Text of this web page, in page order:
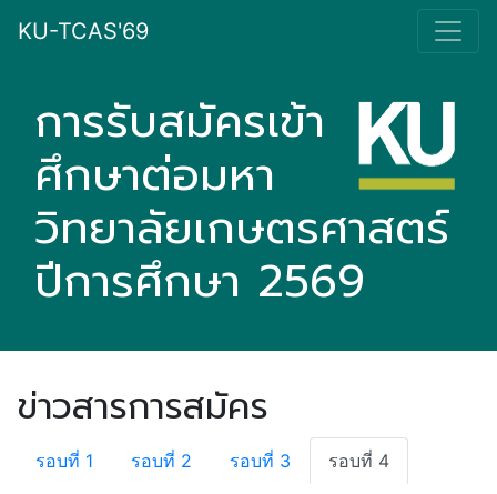
KU-TCAS'69
การรับสมัครเข้า
ศึกษาต่อมหา
วิทยาลัยเกษตรศาสตร์
ปีการศึกษา 2569
ข่าวสารการสมัคร
รอบที่ 1 รอบที่ 2 รอบที่ 3 รอบที่ 4